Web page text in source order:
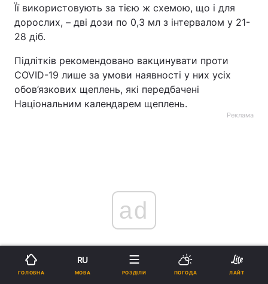
Її використовують за тією ж схемою, що і для
дорослих, – дві дози по 0,3 мл з інтервалом у 21-
28 діб.
Підлітків рекомендовано вакцинувати проти
COVID-19 лише за умови наявності у них усіх
обов’язкових щеплень, які передбачені
Національним календарем щеплень.
Реклама
ad
ГОЛОВНА
RU
МОВА РОЗДІЛИ ПОГОДА ЛАЙТ